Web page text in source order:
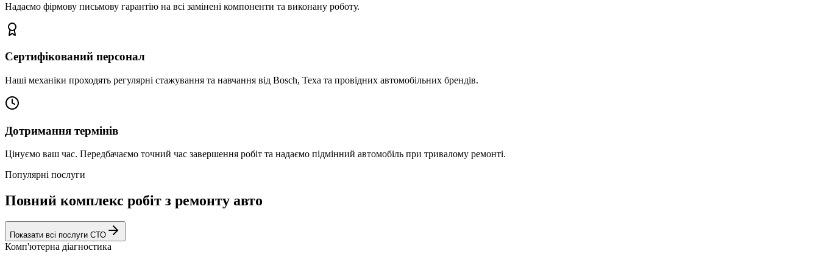
Надаємо фірмову письмову гарантію на всі замінені компоненти та виконану роботу.
Сертифікований персонал
Наші механіки проходять регулярні стажування та навчання від Bosch, Texa та провідних автомобільних брендів.
Дотримання термінів
Цінуємо ваш час. Передбачаємо точний час завершення робіт та надаємо підмінний автомобіль при тривалому ремонті.
Популярні послуги
Повний комплекс робіт з ремонту авто
Показати всі послуги СТО
Комп'ютерна діагностика